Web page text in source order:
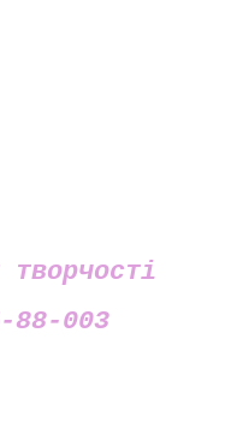
творчості
88-003